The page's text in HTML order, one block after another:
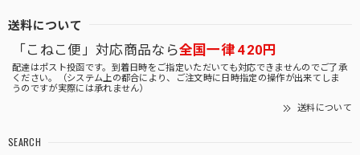
送料について
「こねこ便」対応商品なら全国一律 420円
配達はポスト投函です。到着日時をご指定いただいても対応できませんのでご了承
ください。（システム上の都合により、ご注文時に日時指定の操作が出来てしま
うのですが実際には承れません）
送料について
SEARCH